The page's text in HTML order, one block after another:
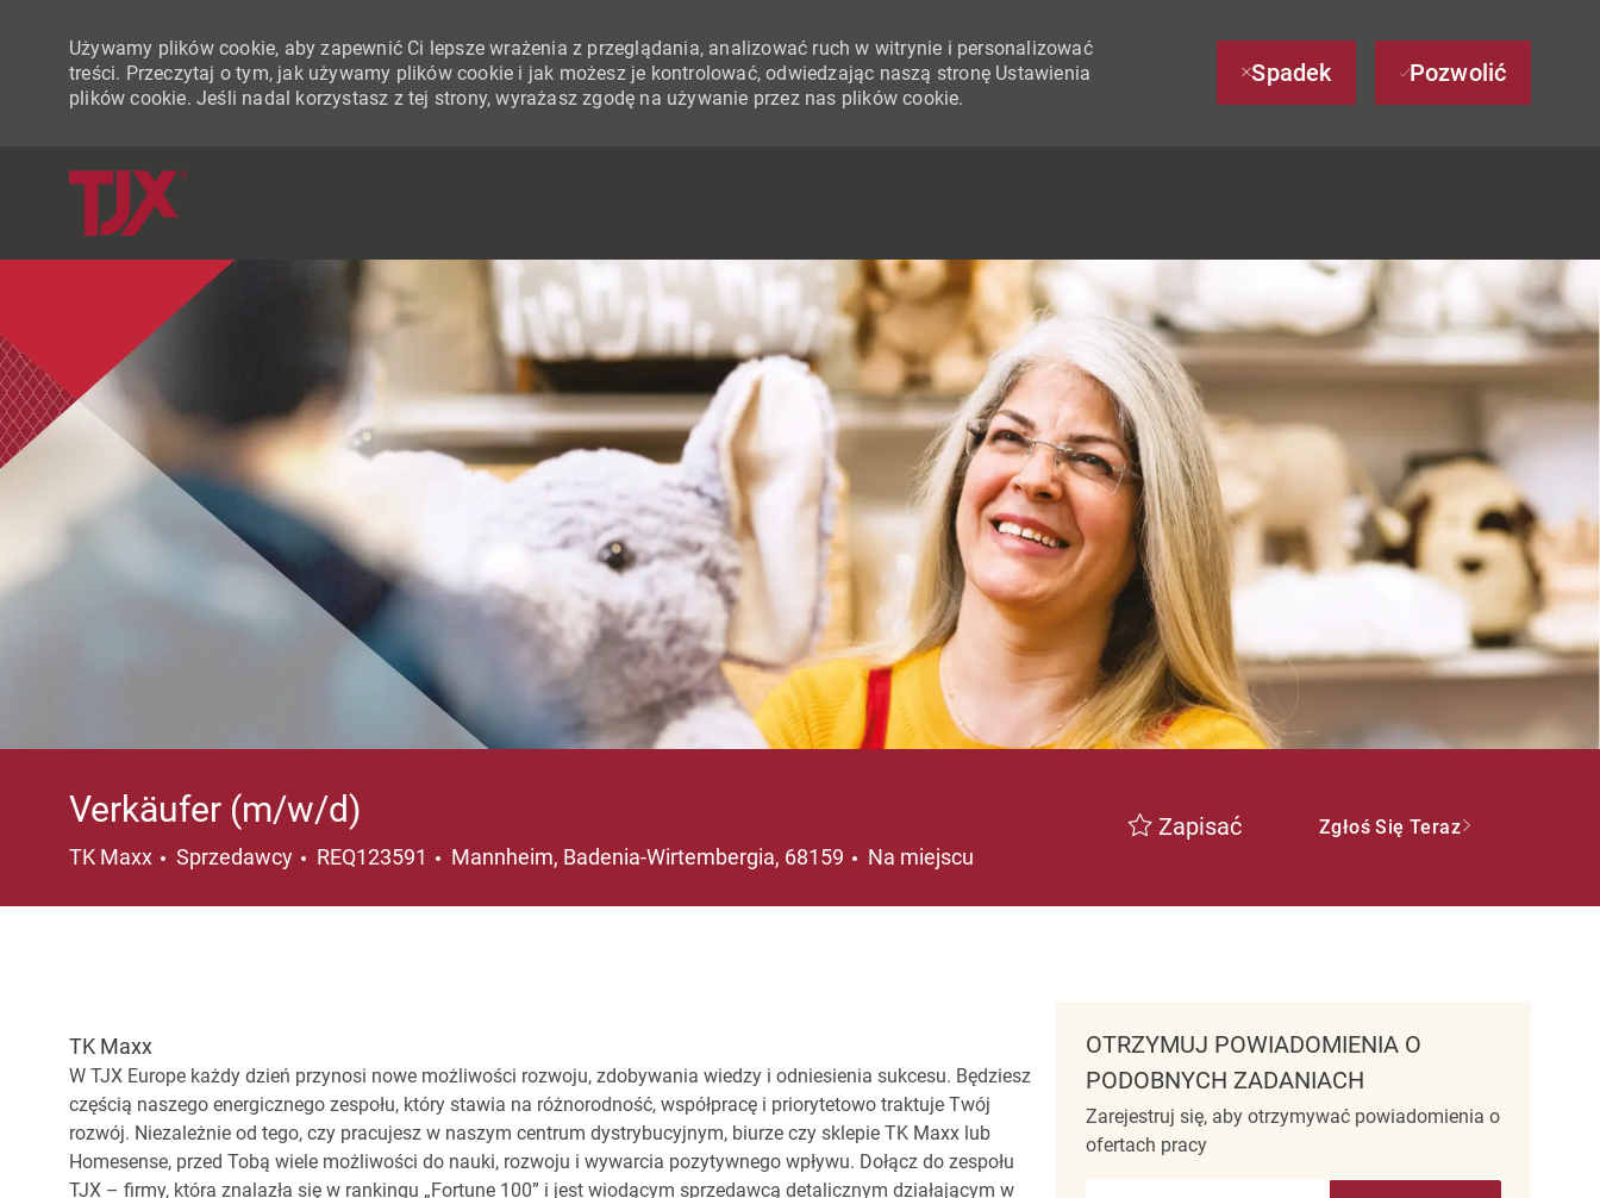
Używamy plików cookie, aby zapewnić Ci lepsze wrażenia z przeglądania, analizować ruch w witrynie i personalizować
treści. Przeczytaj o tym, jak używamy plików cookie i jak możesz je kontrolować, odwiedzając naszą stronę Ustawienia
plików cookie. Jeśli nadal korzystasz z tej strony, wyrażasz zgodę na używanie przez nas plików cookie.
Spadek Pozwolić
Verkäufer (m/w/d)
TK Maxx Kategoria
Sprzedawcy REQ123591 Lokalizacja
Mannheim, Badenia-Wirtembergia, 68159 Na miejscu
Zapisać Zgłoś Się Teraz
TK Maxx
W TJX Europe każdy dzień przynosi nowe możliwości rozwoju, zdobywania wiedzy i odniesienia sukcesu. Będziesz
częścią naszego energicznego zespołu, który stawia na różnorodność, współpracę i priorytetowo traktuje Twój
rozwój. Niezależnie od tego, czy pracujesz w naszym centrum dystrybucyjnym, biurze czy sklepie TK Maxx lub
Homesense, przed Tobą wiele możliwości do nauki, rozwoju i wywarcia pozytywnego wpływu. Dołącz do zespołu
TJX – firmy, która znalazła się w rankingu „Fortune 100” i jest wiodącym sprzedawcą detalicznym działającym w
OTRZYMUJ POWIADOMIENIA O
PODOBNYCH ZADANIACH
Zarejestruj się, aby otrzymywać powiadomienia o
ofertach pracy
Wprowadź adres e-mail (wymagane)